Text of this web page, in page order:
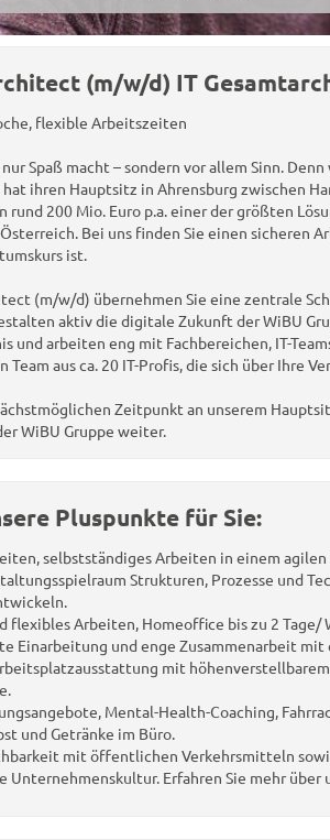
(m/w/d) IT
flexible Arbeitszeiten
Spaß macht – sondern vor allem Sinn.
hat ihren Hauptsitz in Ahrensburg zwischen
rund 200 Mio. Euro p.a. einer der größten
Bei uns finden Sie einen sicheren
ist.
(m/w/d) übernehmen Sie eine zentrale
aktiv die digitale Zukunft der WiBU
und arbeiten eng mit Fachbereichen, IT-
Team aus ca. 20 IT-Profis, die sich über Ihre
Zeitpunkt an unserem
WiBU Gruppe weiter.
Pluspunkte für Sie:
selbstständiges Arbeiten in einem
Strukturen, Prozesse und
flexibles Arbeiten, Homeoffice bis zu 2 Tage/
Einarbeitung und enge Zusammenarbeit mit
mit
Mental-Health-Coaching,
und Getränke im Büro.
mit öffentlichen Verkehrsmitteln
Unternehmenskultur. Erfahren Sie mehr über